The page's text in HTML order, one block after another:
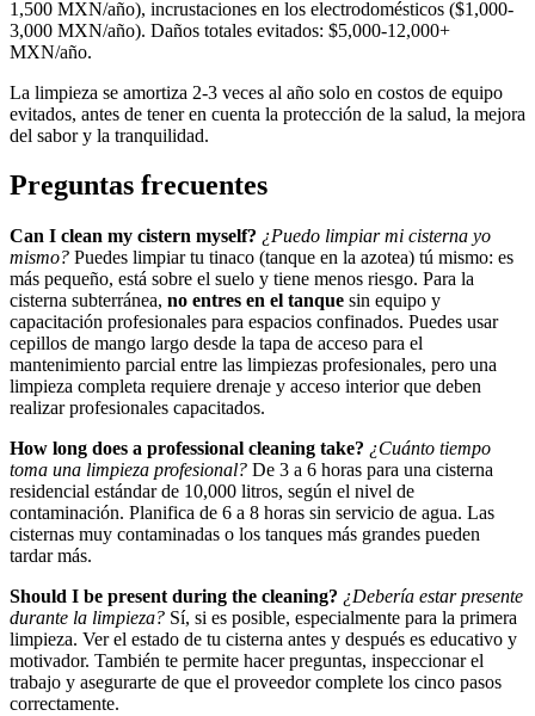
1,500 MXN/año), incrustaciones en los electrodomésticos ($1,000-
3,000 MXN/año). Daños totales evitados: $5,000-12,000+
MXN/año.
La limpieza se amortiza 2-3 veces al año solo en costos de equipo
evitados, antes de tener en cuenta la protección de la salud, la mejora
del sabor y la tranquilidad.
Preguntas frecuentes
Can I clean my cistern myself? ¿Puedo limpiar mi cisterna yo
mismo? Puedes limpiar tu tinaco (tanque en la azotea) tú mismo: es
más pequeño, está sobre el suelo y tiene menos riesgo. Para la
cisterna subterránea, no entres en el tanque sin equipo y
capacitación profesionales para espacios confinados. Puedes usar
cepillos de mango largo desde la tapa de acceso para el
mantenimiento parcial entre las limpiezas profesionales, pero una
limpieza completa requiere drenaje y acceso interior que deben
realizar profesionales capacitados.
How long does a professional cleaning take? ¿Cuánto tiempo
toma una limpieza profesional? De 3 a 6 horas para una cisterna
residencial estándar de 10,000 litros, según el nivel de
contaminación. Planifica de 6 a 8 horas sin servicio de agua. Las
cisternas muy contaminadas o los tanques más grandes pueden
tardar más.
Should I be present during the cleaning? ¿Debería estar presente
durante la limpieza? Sí, si es posible, especialmente para la primera
limpieza. Ver el estado de tu cisterna antes y después es educativo y
motivador. También te permite hacer preguntas, inspeccionar el
trabajo y asegurarte de que el proveedor complete los cinco pasos
correctamente.